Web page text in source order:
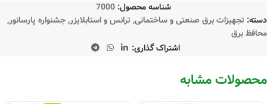
شناسه محصول: 7000
دسته: تجهیزات برق صنعتی و ساختمانی, ترانس و استابلایزر,جشنواره پارسانور,
محافظ برق
اشتراک گذاری:
محصولات مشابه